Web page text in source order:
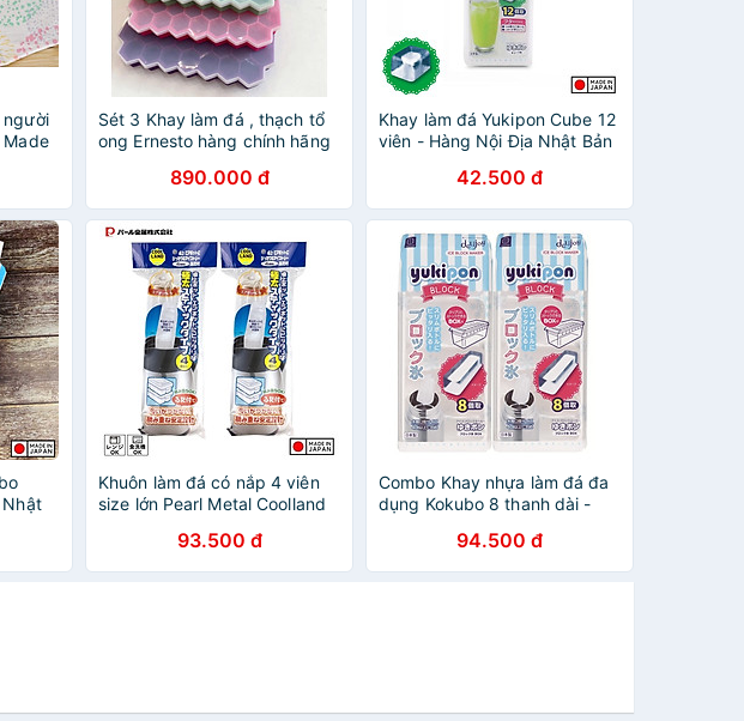
người
Sét 3 Khay làm đá , thạch tổ
ong Ernesto hàng chính hãng
890.000 đ
Khay làm đá Yukipon Cube 12
viên - Hàng Nội Địa Nhật Bản
42.500 đ
Khuôn làm đá có nắp 4 viên
size lớn Pearl Metal Coolland
|#Made in Japan| |#Nhập
khẩu chính hãng
93.500 đ
Combo Khay nhựa làm đá đa
dụng Kokubo 8 thanh dài -
94.500 đ